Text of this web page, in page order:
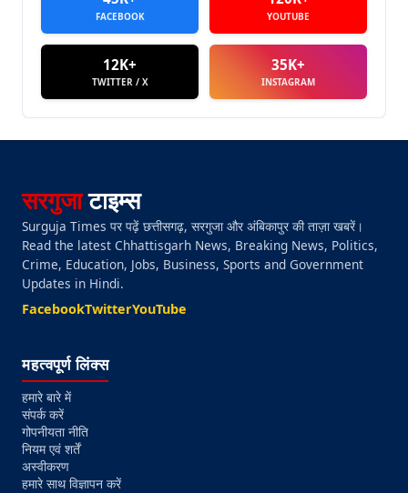
FACEBOOK YOUTUBE
12K+
TWITTER / X
35K+
INSTAGRAM
सरगुजाटाइम्स
Surguja Times पर पढ़ें छत्तीसगढ़, सरगुजा और अंबिकापुर की ताज़ा खबरें।
Read the latest Chhattisgarh News, Breaking News, Politics,
Crime, Education, Jobs, Business, Sports and Government
Updates in Hindi.
FacebookTwitterYouTube
महत्वपूर्ण लिंक्स
हमारे बारे में
संपर्क करें
गोपनीयता नीति
नियम एवं शर्तें
अस्वीकरण
हमारे साथ विज्ञापन करें